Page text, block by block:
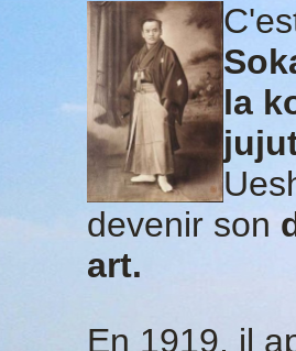
la
devenir son
art.
En 1919, il